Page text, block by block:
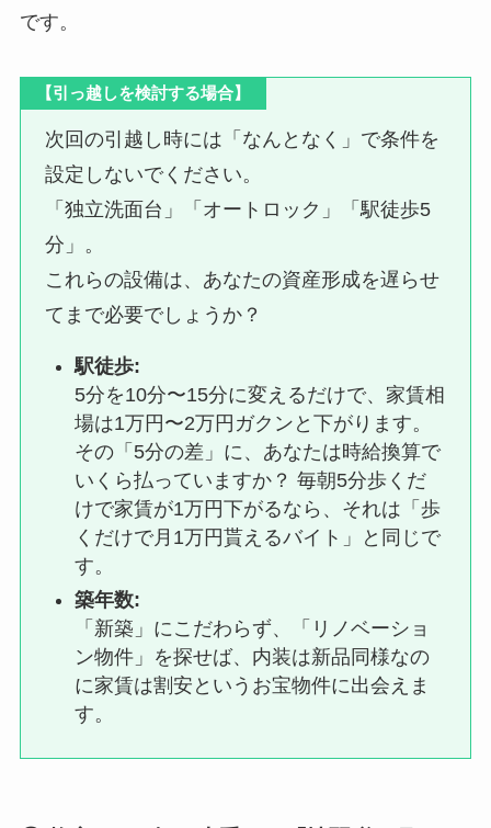
です。
【引っ越しを検討する場合】
次回の引越し時には「なんとなく」で条件を
設定しないでください。
「独立洗面台」「オートロック」「駅徒歩5
分」。
これらの設備は、あなたの資産形成を遅らせ
てまで必要でしょうか？
駅徒歩:
5分を10分〜15分に変えるだけで、家賃相
場は1万円〜2万円ガクンと下がります。
その「5分の差」に、あなたは時給換算で
いくら払っていますか？ 毎朝5分歩くだ
けで家賃が1万円下がるなら、それは「歩
くだけで月1万円貰えるバイト」と同じで
す。
築年数:
「新築」にこだわらず、「リノベーショ
ン物件」を探せば、内装は新品同様なの
に家賃は割安というお宝物件に出会えま
す。